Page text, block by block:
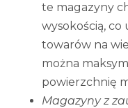
te magazyny
wysokością, co
towarów na
można
powierzchnię
Magazyny z